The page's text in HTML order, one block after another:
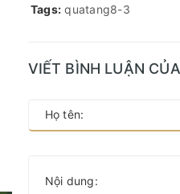
Tags: quatang8-3
VIẾT BÌNH LUẬN